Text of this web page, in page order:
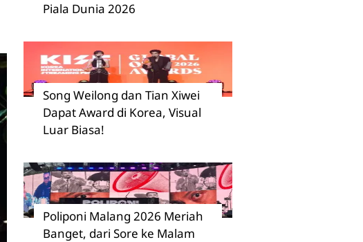
Piala Dunia 2026
Song Weilong dan Tian Xiwei
Dapat Award di Korea, Visual
Luar Biasa!
Poliponi Malang 2026 Meriah
Banget, dari Sore ke Malam